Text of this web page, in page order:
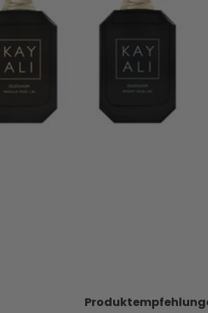
Nächte-
- 3 x 2 ML
Für Sie - Duftprobe - 3 x 2
29,95 €
VERSANDKOSTEN
AUF LAGER